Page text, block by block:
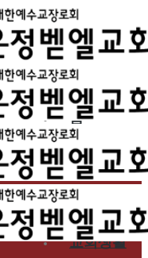
홈
교회소개
예배
교회생활